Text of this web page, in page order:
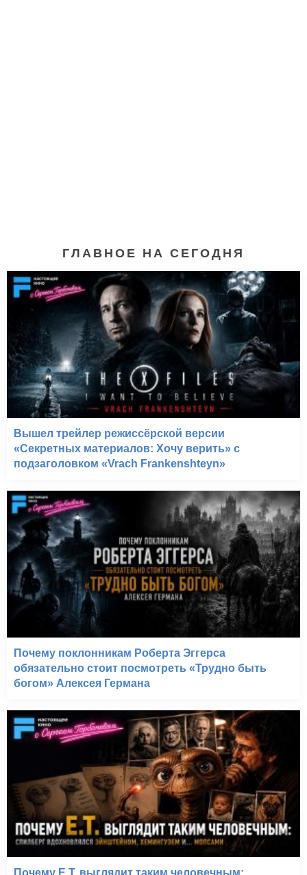
Хэллоуин 2 (1981)
ГЛАВНОЕ НА СЕГОДНЯ
Вышел трейлер режиссёрской версии
«Секретных материалов: Хочу верить» с
подзаголовком «Vrach Frankenshteyn»
Почему поклонникам Роберта Эггерса
обязательно стоит посмотреть «Трудно быть
богом» Алексея Германа
Почему E.T. выглядит таким человечным: